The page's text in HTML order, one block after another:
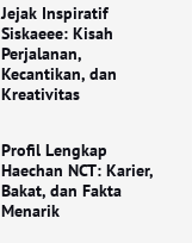
Jejak Inspiratif
Siskaeee: Kisah
Perjalanan,
Kecantikan, dan
Kreativitas
Profil Lengkap
Haechan NCT: Karier,
Bakat, dan Fakta
Menarik